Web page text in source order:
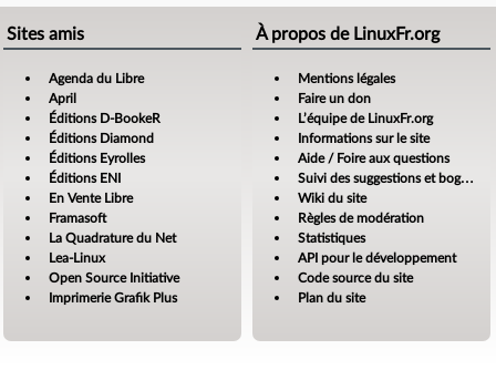
Sites amis
Agenda du Libre
April
Éditions D-BookeR
Éditions Diamond
Éditions Eyrolles
Éditions ENI
En Vente Libre
Framasoft
La Quadrature du Net
Lea-Linux
Open Source Initiative
Imprimerie Grafik Plus
À propos de LinuxFr.org
Mentions légales
Faire un don
L’équipe de LinuxFr.org
Informations sur le site
Aide / Foire aux questions
Suivi des suggestions et bogues
Wiki du site
Règles de modération
Statistiques
API pour le développement
Code source du site
Plan du site